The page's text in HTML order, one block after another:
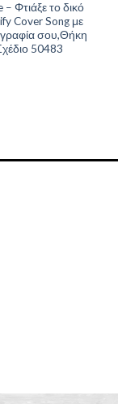
Φτιάξε το δικό
Cover Song με
σου,Θήκη
50483